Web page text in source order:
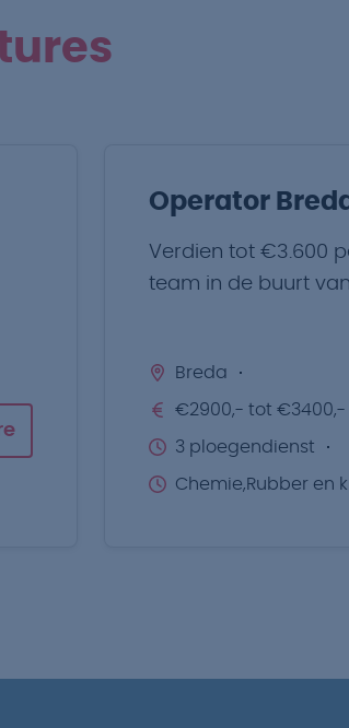
Operator
Verdien tot €3.600
team in de buurt
Breda
€2900,- tot €3400,-
3 ploegendienst
Chemie,Rubber en